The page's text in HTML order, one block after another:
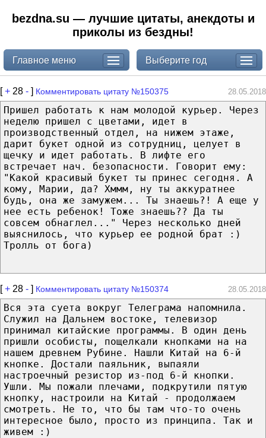
bezdna.su — лучшие цитаты, анекдоты и
приколы из бездны!
Главное меню Выберите год
[+ 28 - ] Комментировать цитату №150375 28.05.2018
Пришел работать к нам молодой курьер. Через
неделю пришел с цветами, идет в
производственный отдел, на нижем этаже,
дарит букет одной из сотрудниц, целует в
щечку и идет работать. В лифте его
встречает нач. безопасности. Говорит ему:
"Какой красивый букет ты принес сегодня. А
кому, Марии, да? Хммм, ну ты аккуратнее
будь, она же замужем... Ты знаешь?! А еще у
нее есть ребенок! Тоже знаешь?? Да ты
совсем обнаглел..." Через несколько дней
выяснилось, что курьер ее родной брат :)
Тролль от бога)
[+ 28 - ] Комментировать цитату №150374 28.05.2018
Вся эта суета вокруг Телеграма напомнила.
Служил на Дальнем востоке, телевизор
принимал китайские программы. В один день
пришли особисты, пощелкали кнопками на на
нашем древнем Рубине. Нашли Китай на 6-й
кнопке. Достали паяльник, выпаяли
настроечный резистор из-под 6-й кнопки.
Ушли. Мы пожали плечами, подкрутили пятую
кнопку, настроили на Китай - продолжаем
смотреть. Не то, что бы там что-то очень
интересное было, просто из принципа. Так и
живем :)